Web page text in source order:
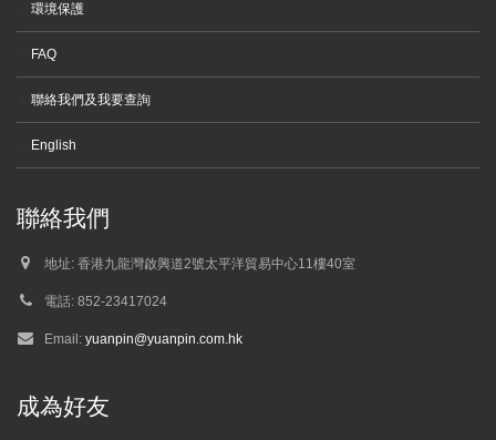
環境保護
FAQ
聯絡我們及我要查詢
English
聯絡我們
地址: 香港九龍灣啟興道2號太平洋貿易中心11樓40室
電話: 852-23417024
Email: yuanpin@yuanpin.com.hk
成為好友